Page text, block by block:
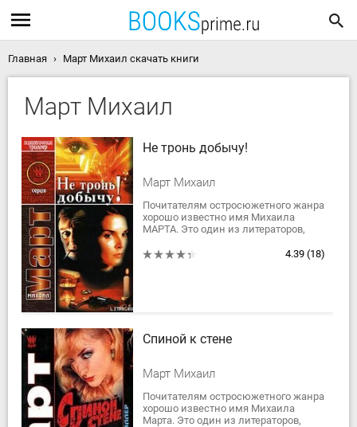
Главная Март Михаил скачать книги
Март Михаил
Не тронь добычу!
Март Михаил
Почитателям остросюжетного жанра
хорошо известно имя Михаила
МАРТА. Это один из литераторов,
точен, разнообразен, динамичен и
4.39 (18)
Спиной к стене
Март Михаил
Почитателям остросюжетного жанра
хорошо известно имя Михаила
Марта. Это один из литераторов,